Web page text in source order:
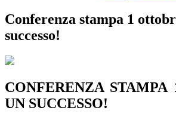
Conferenza stampa 1
successo!
CONFERENZA STAMPA
UN SUCCESSO!